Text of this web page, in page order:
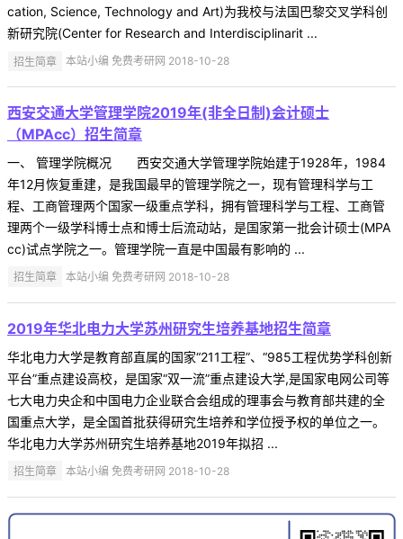
cation, Science, Technology and Art)为我校与法国巴黎交叉学科创
新研究院(Center for Research and Interdisciplinarit ...
招生简章 本站小编 免费考研网 2018-10-28
西安交通大学管理学院2019年(非全日制)会计硕士
（MPAcc）招生简章
一、 管理学院概况 西安交通大学管理学院始建于1928年，1984
年12月恢复重建，是我国最早的管理学院之一，现有管理科学与工
程、工商管理两个国家一级重点学科，拥有管理科学与工程、工商管
理两个一级学科博士点和博士后流动站，是国家第一批会计硕士(MPA
cc)试点学院之一。管理学院一直是中国最有影响的 ...
招生简章 本站小编 免费考研网 2018-10-28
2019年华北电力大学苏州研究生培养基地招生简章
华北电力大学是教育部直属的国家“211工程”、“985工程优势学科创新
平台”重点建设高校，是国家“双一流”重点建设大学,是国家电网公司等
七大电力央企和中国电力企业联合会组成的理事会与教育部共建的全
国重点大学，是全国首批获得研究生培养和学位授予权的单位之一。
华北电力大学苏州研究生培养基地2019年拟招 ...
招生简章 本站小编 免费考研网 2018-10-28